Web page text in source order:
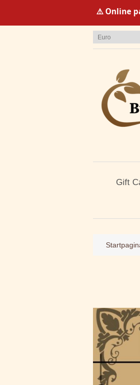
⚠️ Online
Gift